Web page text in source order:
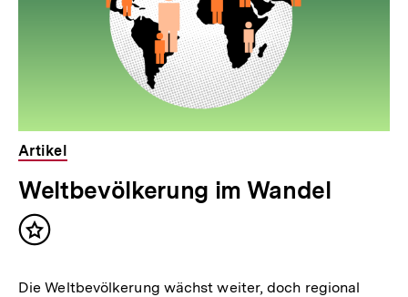
Artikel
Weltbevölkerung im Wandel
Inhalt
Die Weltbevölkerung wächst weiter, doch regional